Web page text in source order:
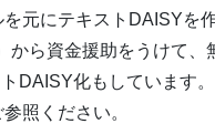
元にテキストDAISYを
ら資金援助をうけて、
DAISY化もしています。
照ください。